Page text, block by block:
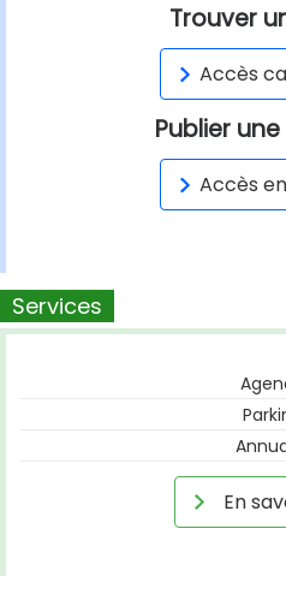
Trouver
Accès
Publier
Accès
Services
En